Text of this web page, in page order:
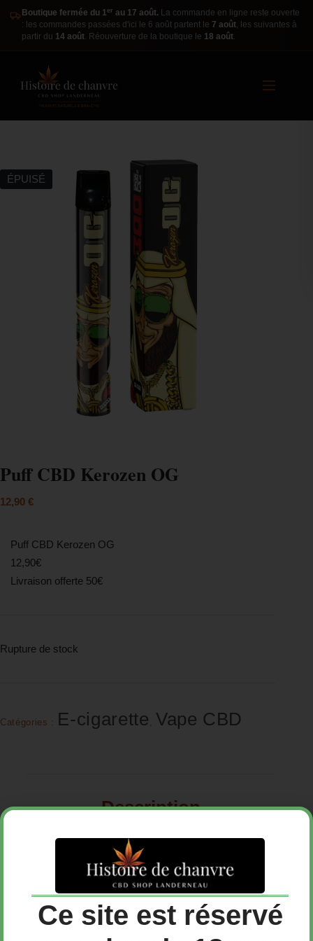
Boutique fermée du 1er au 17 août. La commande en ligne reste ouverte
: les commandes passées d'ici le 6 août partent le 7 août, les suivantes à
partir du 14 août. Réouverture de la boutique le 18 août.
ÉPUISÉ
Puff CBD Kerozen OG
12,90 €
Puff CBD Kerozen OG
12,90€
Livraison offerte 50€
Rupture de stock
Catégories : E-cigarette , Vape CBD
Description
Avis (0)
Ce site est réservé